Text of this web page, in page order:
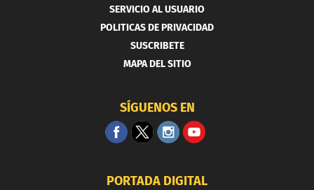
SERVICIO AL USUARIO
POLITICAS DE PRIVACIDAD
SUSCRIBETE
MAPA DEL SITIO
SÍGUENOS EN
PORTADA DIGITAL